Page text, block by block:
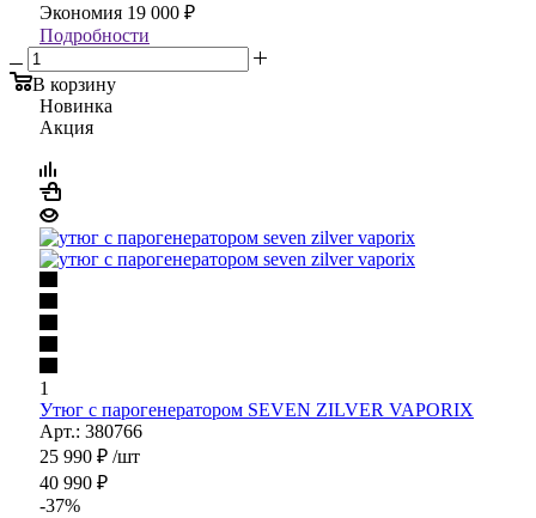
Экономия 19 000 ₽
Подробности
В корзину
Новинка
Акция
1
Утюг с парогенератором SEVEN ZILVER VAPORIX
Арт.: 380766
25 990 ₽ /шт
40 990 ₽
-37%